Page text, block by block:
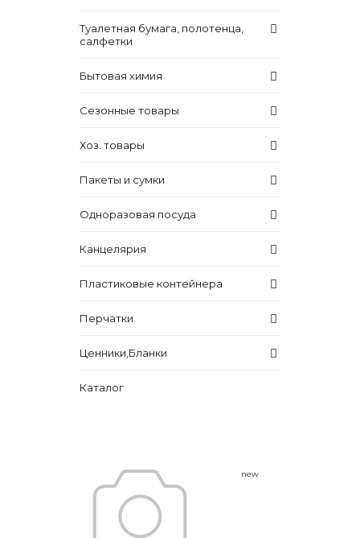
Туалетная бумага, полотенца,
салфетки
Бытовая химия
Сезонные товары
Хоз. товары
Пакеты и сумки
Одноразовая посуда
Канцелярия
Пластиковые контейнера
Перчатки
Ценники,Бланки
Каталог
new